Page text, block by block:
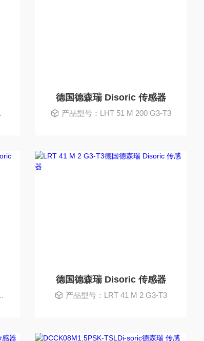
德国德森瑞 Disoric 传感器
产品型号：LHT 51 M 200 G3-T3
德国德森瑞 Disoric 传感器
产品型号：LRT 41 M 2 G3-T3